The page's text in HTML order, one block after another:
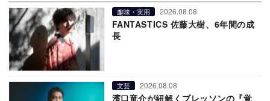
趣味・実用 2026.08.08
FANTASTICS 佐藤大樹、6年間の成
長
文芸 2026.08.08
濱口竜介が紐解くブレッソンの『覚